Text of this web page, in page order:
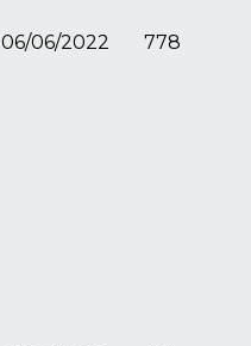
06/06/2022 778